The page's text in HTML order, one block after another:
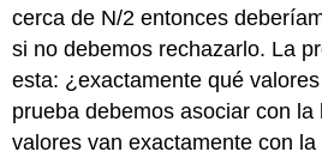
cerca de N/2 entonces
si no debemos rechazarlo. La
esta: ¿exactamente qué
prueba debemos asociar con
valores van exactamente con